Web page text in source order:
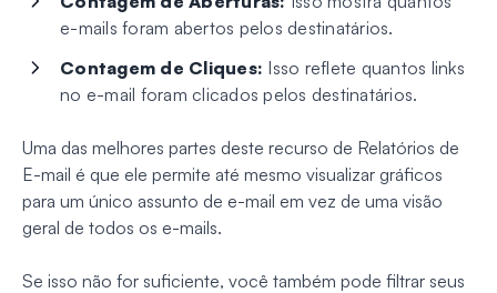
e-mails foram abertos pelos destinatários.
Contagem de Cliques: Isso reflete quantos links
no e-mail foram clicados pelos destinatários.
Uma das melhores partes deste recurso de Relatórios de
E-mail é que ele permite até mesmo visualizar gráficos
para um único assunto de e-mail em vez de uma visão
geral de todos os e-mails.
Se isso não for suficiente, você também pode filtrar seus